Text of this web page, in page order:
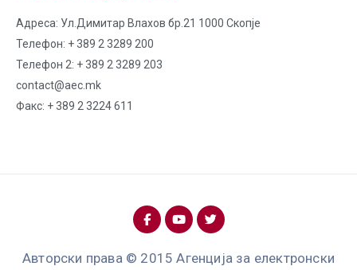
Адреса: Ул.Димитар Влахов бр.21 1000 Скопје
Телефон: + 389 2 3289 200
Телефон 2: + 389 2 3289 203
contact@aec.mk
Факс: + 389 2 3224 611
Авторски права © 2015 Агенција за електронски